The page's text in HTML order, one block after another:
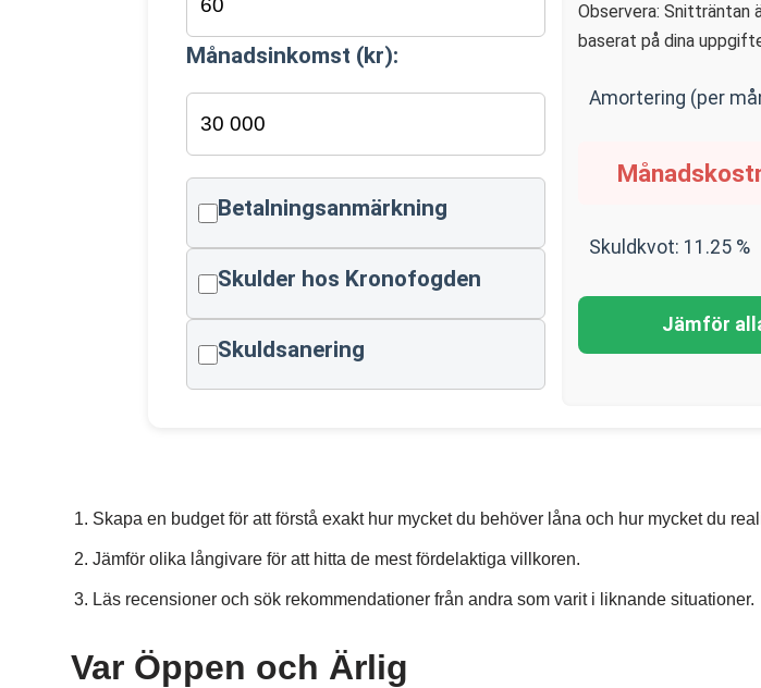
Månadsinkomst (kr):
Betalningsanmärkning
Skulder hos Kronofogden
Skuldsanering
Observera: Snitträntan
baserat på dina
Amortering (per
Skuldkvot: 11.25 %
Jämför
Skapa en budget för att förstå exakt hur mycket du behöver låna och hur mycket du
Jämför olika långivare för att hitta de mest fördelaktiga villkoren.
Läs recensioner och sök rekommendationer från andra som varit i liknande situationer.
Var Öppen och Ärlig